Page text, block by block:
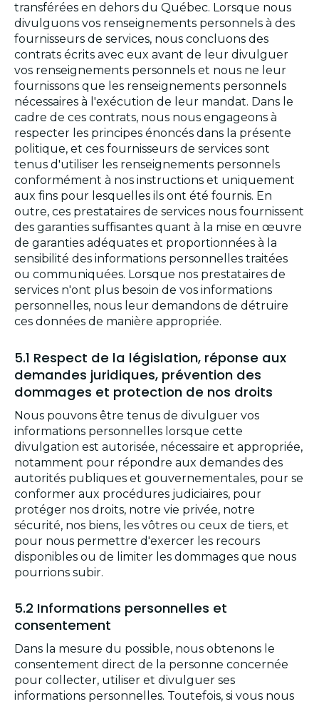
transférées en dehors du Québec. Lorsque nous
divulguons vos renseignements personnels à des
fournisseurs de services, nous concluons des
contrats écrits avec eux avant de leur divulguer
vos renseignements personnels et nous ne leur
fournissons que les renseignements personnels
nécessaires à l'exécution de leur mandat. Dans le
cadre de ces contrats, nous nous engageons à
respecter les principes énoncés dans la présente
politique, et ces fournisseurs de services sont
tenus d'utiliser les renseignements personnels
conformément à nos instructions et uniquement
aux fins pour lesquelles ils ont été fournis. En
outre, ces prestataires de services nous fournissent
des garanties suffisantes quant à la mise en œuvre
de garanties adéquates et proportionnées à la
sensibilité des informations personnelles traitées
ou communiquées. Lorsque nos prestataires de
services n'ont plus besoin de vos informations
personnelles, nous leur demandons de détruire
ces données de manière appropriée.
5.1 Respect de la législation, réponse aux
demandes juridiques, prévention des
dommages et protection de nos droits
Nous pouvons être tenus de divulguer vos
informations personnelles lorsque cette
divulgation est autorisée, nécessaire et appropriée,
notamment pour répondre aux demandes des
autorités publiques et gouvernementales, pour se
conformer aux procédures judiciaires, pour
protéger nos droits, notre vie privée, notre
sécurité, nos biens, les vôtres ou ceux de tiers, et
pour nous permettre d'exercer les recours
disponibles ou de limiter les dommages que nous
pourrions subir.
5.2 Informations personnelles et
consentement
Dans la mesure du possible, nous obtenons le
consentement direct de la personne concernée
pour collecter, utiliser et divulguer ses
informations personnelles. Toutefois, si vous nous